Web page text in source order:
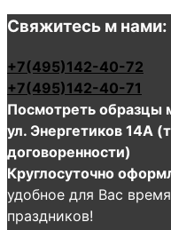
Свяжитесь м нами:
+7(495)142-40-72
+7(495)142-40-71
Посмотреть образцы
ул. Энергетиков 14А
договоренности)
Круглосуточно
удобное для Вас
праздников!